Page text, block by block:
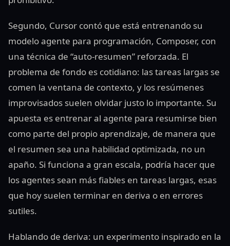
Segundo, Cursor contó que está entrenando su
modelo agente para programación, Composer, con
una técnica de “auto‑resumen” reforzada. El
problema de fondo es cotidiano: las tareas largas se
comen la ventana de contexto, y los resúmenes
improvisados suelen olvidar justo lo importante. Su
apuesta es entrenar al agente para resumirse bien
como parte del propio aprendizaje, de manera que
el resumen sea una habilidad optimizada, no un
apaño. Si funciona a gran escala, podría hacer que
los agentes sean más fiables en tareas largas, esas
que hoy suelen terminar en deriva o en errores
sutiles.
Hablando de deriva: un experimento inspirado en la